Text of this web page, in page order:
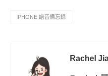
IPHONE 語音備忘錄
Rachel